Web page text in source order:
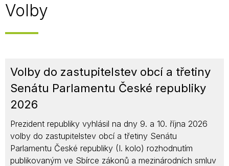
Volby
Volby do zastupitelstev obcí a třetiny
Senátu Parlamentu České republiky
2026
Prezident republiky vyhlásil na dny 9. a 10. října 2026
volby do zastupitelstev obcí a třetiny Senátu
Parlamentu České republiky (I. kolo) rozhodnutím
publikovaným ve Sbírce zákonů a mezinárodních smluv